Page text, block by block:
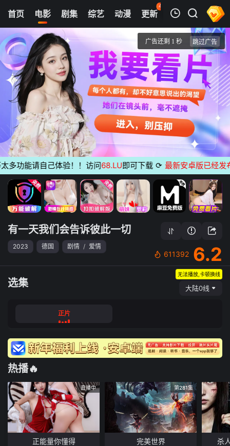
首页 电影 剧集 综艺 动漫 更新
40
热榜 APP
我的观影记录
正片
有一天我们会告诉彼此一切
清空
能请自己体验！！访问 68.LU即可下载 ⟳ 最新安卓版已经发布无
有一天我们会告诉彼此一切
2023 德国 剧情 / 爱情
611392 6.2
选集
无法播放,卡顿换线
大陆0线
正片
热播🔥
直播中
正能量你懂得
第281集
完美世界 杀